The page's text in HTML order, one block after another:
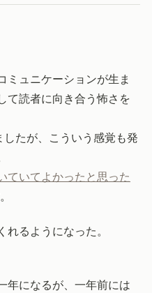
ミュニケーションが生ま
て読者に向き合う怖さを
たが、こういう感覚も発
ていてよかったと思った
るようになった。
年になるが、一年前には